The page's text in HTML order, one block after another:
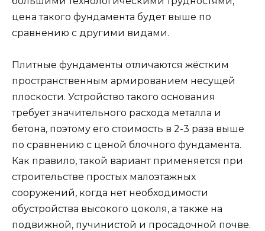
цена такого фундамента будет выше по
сравнению с другими видами.
Плитные фундаменты отличаются жёстким
пространственным армированием несущей
плоскости. Устройство такого основания
требует значительного расхода металла и
бетона, поэтому его стоимость в 2-3 раза выше
по сравнению с ценой блочного фундамента.
Как правило, такой вариант применяется при
строительстве простых малоэтажных
сооружений, когда нет необходимости
обустройства высокого цоколя, а также на
подвижной, пучинистой и просадочной почве.